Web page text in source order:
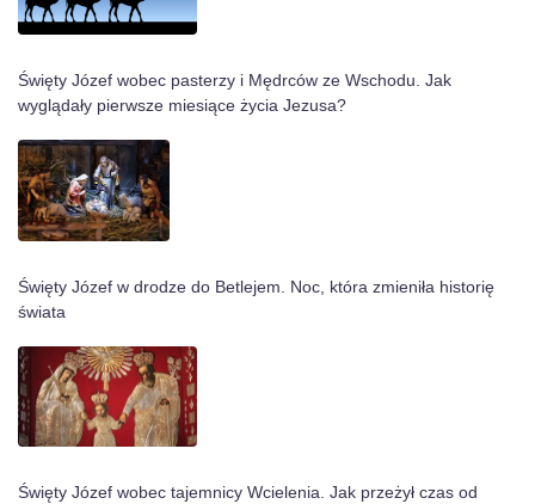
Święty Józef wobec pasterzy i Mędrców ze Wschodu. Jak
wyglądały pierwsze miesiące życia Jezusa?
Święty Józef w drodze do Betlejem. Noc, która zmieniła historię
świata
Święty Józef wobec tajemnicy Wcielenia. Jak przeżył czas od